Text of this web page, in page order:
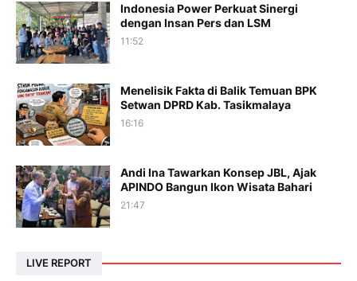
Indonesia Power Perkuat Sinergi
dengan Insan Pers dan LSM
11:52
Menelisik Fakta di Balik Temuan BPK
Setwan DPRD Kab. Tasikmalaya
16:16
Andi Ina Tawarkan Konsep JBL, Ajak
APINDO Bangun Ikon Wisata Bahari
21:47
LIVE REPORT